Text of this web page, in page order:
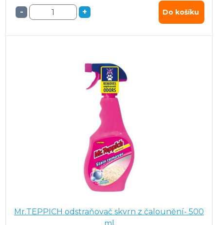
- + Do košíku
Mr.TEPPICH odstraňovač skvrn z čalounění- 500